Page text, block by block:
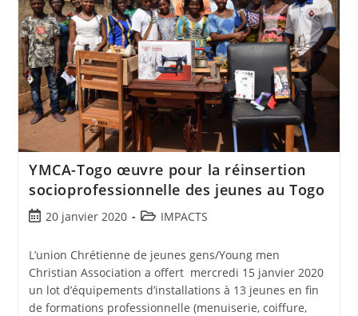
YMCA-Togo œuvre pour la réinsertion
socioprofessionnelle des jeunes au Togo
20 janvier 2020 IMPACTS
L’union Chrétienne de jeunes gens/Young men
Christian Association a offert mercredi 15 janvier 2020
un lot d’équipements d’installations à 13 jeunes en fin
de formations professionnelle (menuiserie, coiffure,